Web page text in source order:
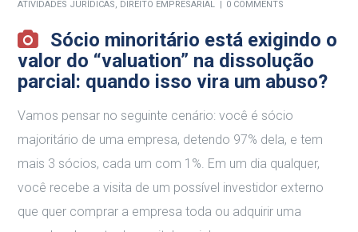
ATIVIDADES JURÍDICAS, DIREITO EMPRESARIAL 0 COMMENTS
Sócio minoritário está exigindo o
valor do “valuation” na dissolução
parcial: quando isso vira um abuso?
Vamos pensar no seguinte cenário: você é sócio
majoritário de uma empresa, detendo 97% dela, e tem
mais 3 sócios, cada um com 1%. Em um dia qualquer,
você recebe a visita de um possível investidor externo
que quer comprar a empresa toda ou adquirir uma